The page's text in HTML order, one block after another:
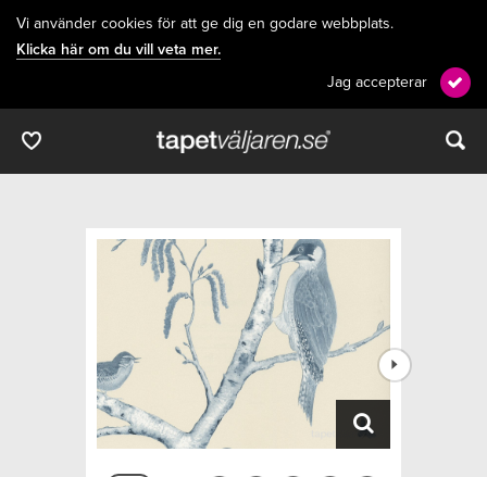
Vi använder cookies för att ge dig en godare webbplats.
Klicka här om du vill veta mer.
Jag accepterar